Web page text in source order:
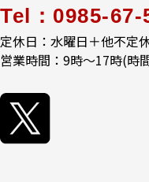
Tel：0985-67-
定休日：水曜日＋他不定
営業時間：9時～17時(時